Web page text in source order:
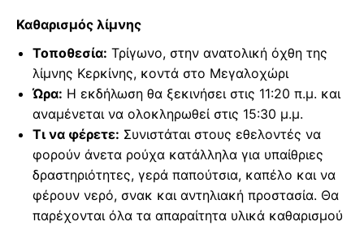
Καθαρισμός λίμνης
Τοποθεσία: Τρίγωνο, στην ανατολική όχθη της
λίμνης Κερκίνης, κοντά στο Μεγαλοχώρι
Ώρα: Η εκδήλωση θα ξεκινήσει στις 11:20 π.μ. και
αναμένεται να ολοκληρωθεί στις 15:30 μ.μ.
Τι να φέρετε: Συνιστάται στους εθελοντές να
φορούν άνετα ρούχα κατάλληλα για υπαίθριες
δραστηριότητες, γερά παπούτσια, καπέλο και να
φέρουν νερό, σνακ και αντηλιακή προστασία. Θα
παρέχονται όλα τα απαραίτητα υλικά καθαρισμού